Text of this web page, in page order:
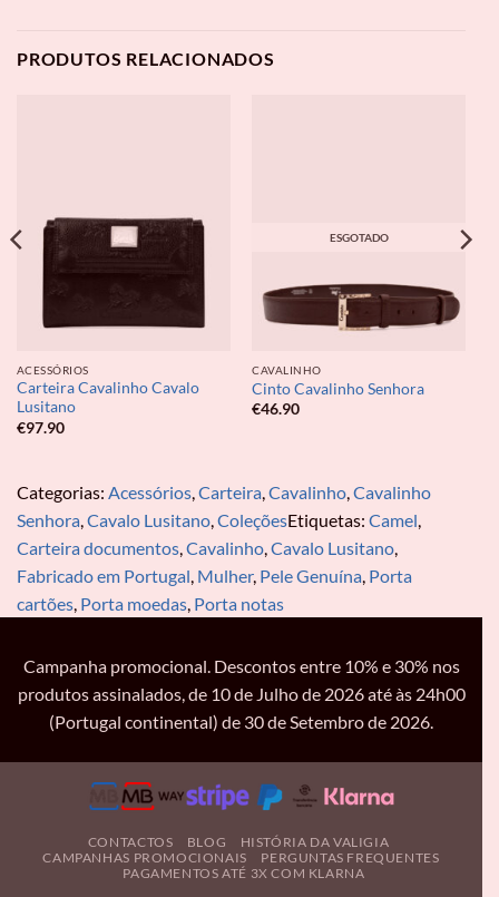
PRODUTOS RELACIONADOS
ACESSÓRIOS
Carteira Cavalinho Cavalo
Lusitano
€97.90
ESGOTADO
CAVALINHO
Cinto Cavalinho Senhora
€46.90
Categorias: Acessórios,Carteira,Cavalinho,Cavalinho
Senhora,Cavalo Lusitano,ColeçõesEtiquetas: Camel,
Carteira documentos,Cavalinho,Cavalo Lusitano,
Fabricado em Portugal, Mulher, Pele Genuína, Porta
cartões, Porta moedas, Porta notas
Campanha promocional. Descontos entre 10% e 30% nos
produtos assinalados, de 10 de Julho de 2026 até às 24h00
(Portugal continental) de 30 de Setembro de 2026.
CONTACTOS BLOG
HISTÓRIA DA VALIGIA
CAMPANHAS PROMOCIONAIS
PERGUNTAS FREQUENTES
PAGAMENTOS ATÉ 3X COM KLARNA